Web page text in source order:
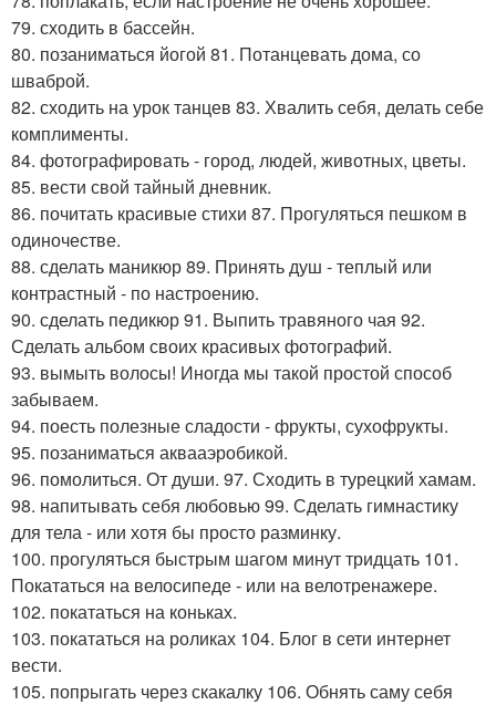
79. сходить в бассейн.
80. позаниматься йогой 81. Потанцевать дома, со
шваброй.
82. сходить на урок танцев 83. Хвалить себя, делать себе
комплименты.
84. фотографировать - город, людей, животных, цветы.
85. вести свой тайный дневник.
86. почитать красивые стихи 87. Прогуляться пешком в
одиночестве.
88. сделать маникюр 89. Принять душ - теплый или
контрастный - по настроению.
90. сделать педикюр 91. Выпить травяного чая 92.
Сделать альбом своих красивых фотографий.
93. вымыть волосы! Иногда мы такой простой способ
забываем.
94. поесть полезные сладости - фрукты, сухофрукты.
95. позаниматься аквааэробикой.
96. помолиться. От души. 97. Сходить в турецкий хамам.
98. напитывать себя любовью 99. Сделать гимнастику
для тела - или хотя бы просто разминку.
100. прогуляться быстрым шагом минут тридцать 101.
Покататься на велосипеде - или на велотренажере.
102. покататься на коньках.
103. покататься на роликах 104. Блог в сети интернет
вести.
105. попрыгать через скакалку 106. Обнять саму себя